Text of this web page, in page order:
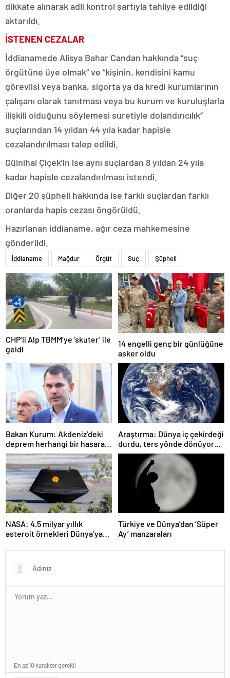
dikkate alınarak adli kontrol şartıyla tahliye edildiği
aktarıldı.
İSTENEN CEZALAR
İddianamede Alisya Bahar Candan hakkında “suç
örgütüne üye olmak” ve “kişinin, kendisini kamu
görevlisi veya banka, sigorta ya da kredi kurumlarının
çalışanı olarak tanıtması veya bu kurum ve kuruluşlarla
ilişkili olduğunu söylemesi suretiyle dolandırıcılık”
suçlarından 14 yıldan 44 yıla kadar hapisle
cezalandırılması talep edildi.
Gülnihal Çiçek’in ise aynı suçlardan 8 yıldan 24 yıla
kadar hapisle cezalandırılması istendi.
Diğer 20 şüpheli hakkında ise farklı suçlardan farklı
oranlarda hapis cezası öngörüldü.
Hazırlanan iddianame, ağır ceza mahkemesine
gönderildi.
İddianame Mağdur Örgüt Suç Şüpheli
CHP’li Alp TBMM’ye ‘skuter’ ile
geldi
14 engelli genç bir günlüğüne
asker oldu
Bakan Kurum: Akdeniz’deki
deprem herhangi bir hasara
neden olmadı
Araştırma: Dünya iç çekirdeği
durdu, ters yönde dönüyor
olabilir
NASA: 4.5 milyar yıllık
asteroit örnekleri Dünya’ya
başlangıcına ışık tutabilir
Türkiye ve Dünya’dan ‘Süper
Ay’ manzaraları
En az 10 karakter gerekli